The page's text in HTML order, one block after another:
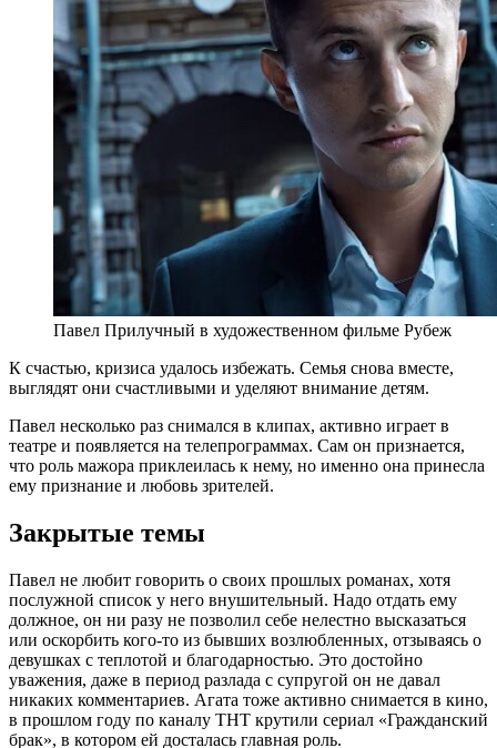
Павел Прилучный в художественном фильме Рубеж
К счастью, кризиса удалось избежать. Семья снова вместе,
выглядят они счастливыми и уделяют внимание детям.
Павел несколько раз снимался в клипах, активно играет в
театре и появляется на телепрограммах. Сам он признается,
что роль мажора приклеилась к нему, но именно она принесла
ему признание и любовь зрителей.
Закрытые темы
Павел не любит говорить о своих прошлых романах, хотя
послужной список у него внушительный. Надо отдать ему
должное, он ни разу не позволил себе нелестно высказаться
или оскорбить кого-то из бывших возлюбленных, отзываясь о
девушках с теплотой и благодарностью. Это достойно
уважения, даже в период разлада с супругой он не давал
никаких комментариев. Агата тоже активно снимается в кино,
в прошлом году по каналу ТНТ крутили сериал «Гражданский
брак», в котором ей досталась главная роль.